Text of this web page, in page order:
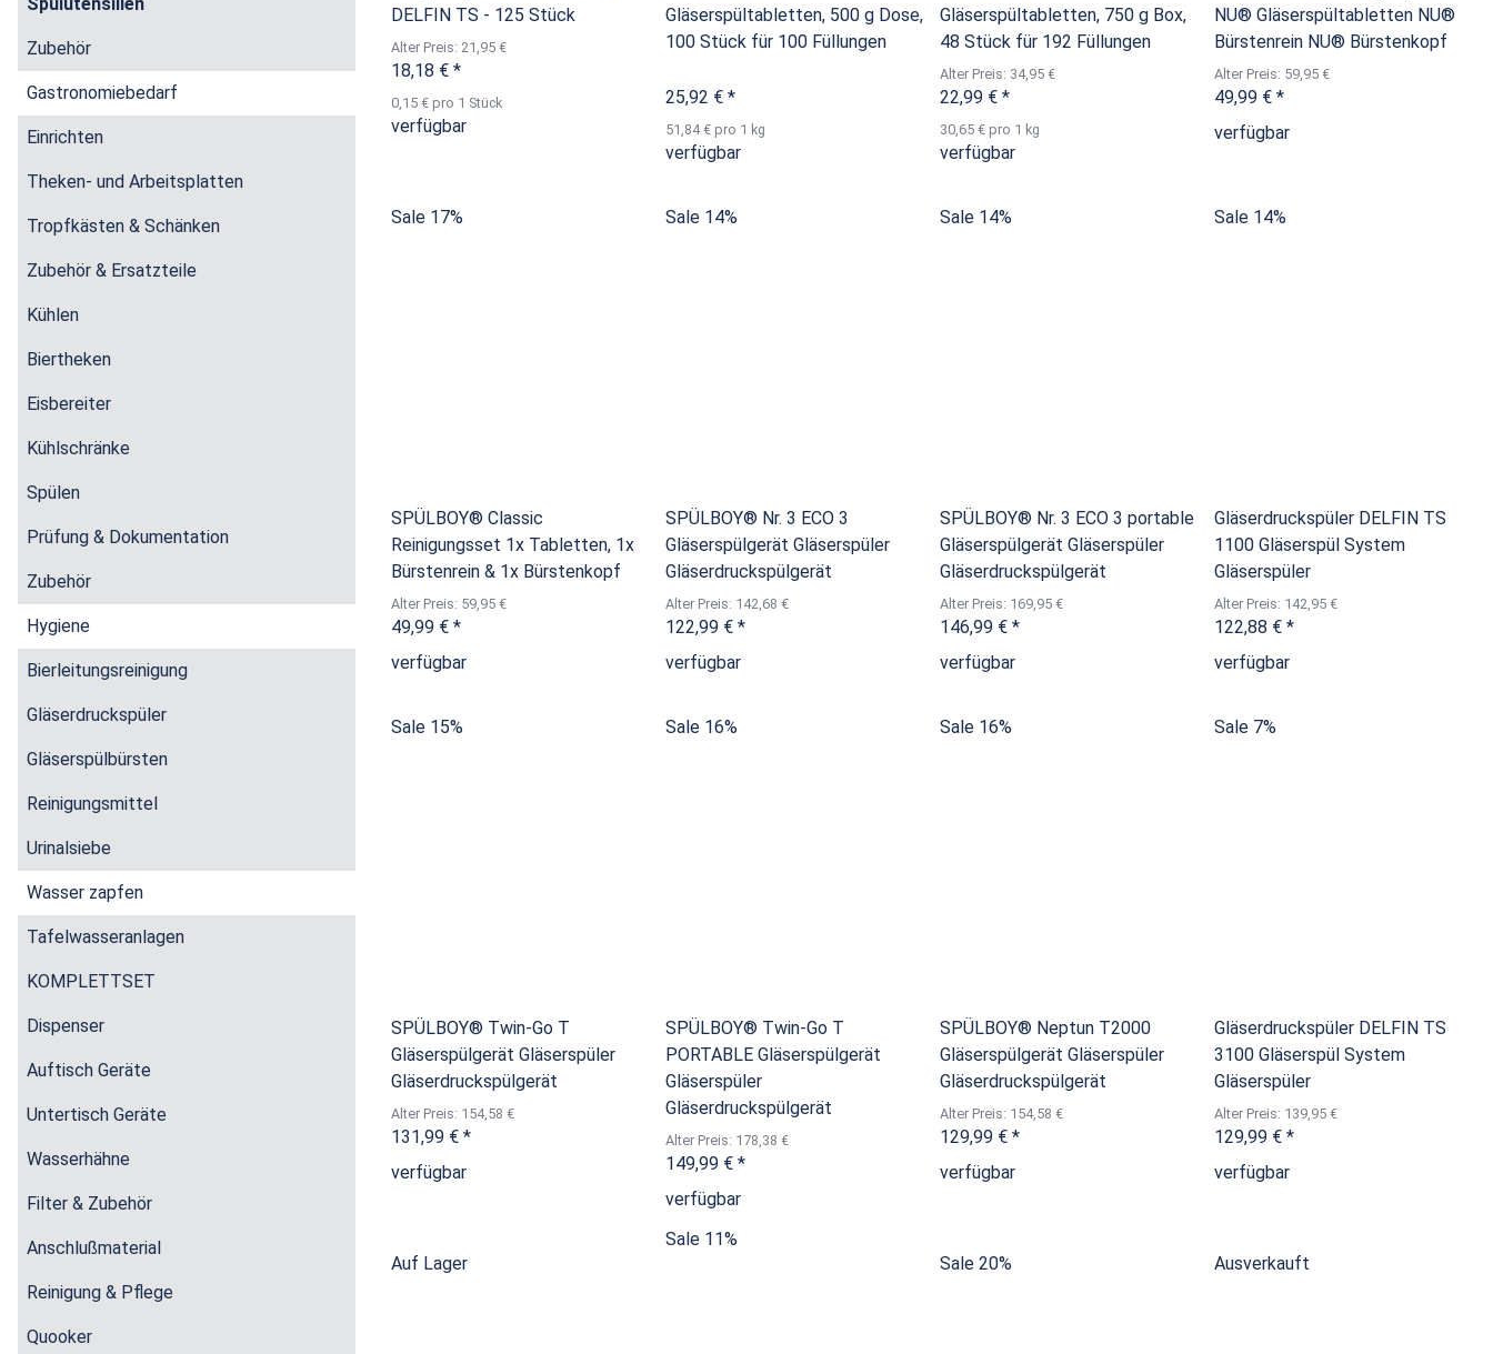
DELFIN TS - 125 Stück
Alter Preis: 21,95 €
18,18 € *
0,15 € pro 1 Stück
verfügbar
Gläserspültabletten, 500 g Dose,
100 Stück für 100 Füllungen
25,92 € *
51,84 € pro 1 kg
verfügbar
Gläserspültabletten, 750 g Box,
48 Stück für 192 Füllungen
Alter Preis: 34,95 €
22,99 € *
30,65 € pro 1 kg
verfügbar
NU® Gläserspültabletten NU®
Bürstenrein NU® Bürstenkopf
Alter Preis: 59,95 €
49,99 € *
verfügbar
Sale 17%
SPÜLBOY® Classic
Reinigungsset 1x Tabletten, 1x
Bürstenrein & 1x Bürstenkopf
Alter Preis: 59,95 €
49,99 € *
verfügbar
Sale 14%
SPÜLBOY® Nr. 3 ECO 3
Gläserspülgerät Gläserspüler
Gläserdruckspülgerät
Alter Preis: 142,68 €
122,99 € *
verfügbar
Sale 14%
SPÜLBOY® Nr. 3 ECO 3 portable
Gläserspülgerät Gläserspüler
Gläserdruckspülgerät
Alter Preis: 169,95 €
146,99 € *
verfügbar
Sale 14%
Gläserdruckspüler DELFIN TS
1100 Gläserspül System
Gläserspüler
Alter Preis: 142,95 €
122,88 € *
verfügbar
Sale 15%
SPÜLBOY® Twin-Go T
Gläserspülgerät Gläserspüler
Gläserdruckspülgerät
Alter Preis: 154,58 €
131,99 € *
verfügbar
Sale 16%
SPÜLBOY® Twin-Go T
PORTABLE Gläserspülgerät
Gläserspüler
Gläserdruckspülgerät
Alter Preis: 178,38 €
149,99 € *
verfügbar
Sale 16%
SPÜLBOY® Neptun T2000
Gläserspülgerät Gläserspüler
Gläserdruckspülgerät
Alter Preis: 154,58 €
129,99 € *
verfügbar
Sale 7%
Gläserdruckspüler DELFIN TS
3100 Gläserspül System
Gläserspüler
Alter Preis: 139,95 €
129,99 € *
verfügbar
Auf Lager
Sale 11%
Sale 20%
Ausverkauft
Zubehör
Gastronomiebedarf
Einrichten
Theken- und Arbeitsplatten
Tropfkästen & Schänken
Zubehör & Ersatzteile
Kühlen
Biertheken
Eisbereiter
Kühlschränke
Spülen
Prüfung & Dokumentation
Zubehör
Hygiene
Bierleitungsreinigung
Gläserdruckspüler
Gläserspülbürsten
Reinigungsmittel
Urinalsiebe
Wasser zapfen
Tafelwasseranlagen
KOMPLETTSET
Dispenser
Auftisch Geräte
Untertisch Geräte
Wasserhähne
Filter & Zubehör
Anschlußmaterial
Reinigung & Pflege
Quooker